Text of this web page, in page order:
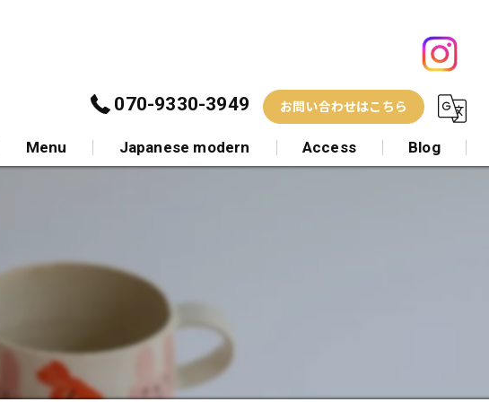
070-9330-3949 お問い合わせはこちら
Menu Japanese modern Access Blog